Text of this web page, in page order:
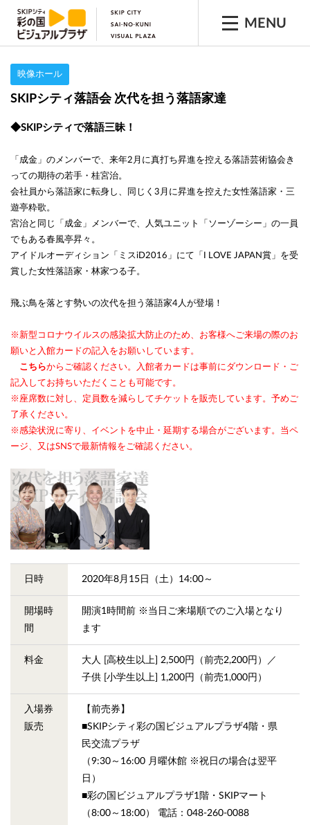
MENU
映像ホール
SKIPシティ落語会 次代を担う落語家達
◆SKIPシティで落語三昧！
「成金」のメンバーで、来年2月に真打ち昇進を控える落語芸術協会き
っての期待の若手・桂宮治。
会社員から落語家に転身し、同じく3月に昇進を控えた女性落語家・三
遊亭粋歌。
宮治と同じ「成金」メンバーで、人気ユニット「ソーゾーシー」の一員
でもある春風亭昇々。
アイドルオーディション「ミスiD2016」にて「I LOVE JAPAN賞」を受
賞した女性落語家・林家つる子。
飛ぶ鳥を落とす勢いの次代を担う落語家4人が登場！
※新型コロナウイルスの感染拡大防止のため、お客様へご来場の際のお
願いと入館カードの記入をお願いしています。
こちらからご確認ください。入館者カードは事前にダウンロード・ご
記入してお持ちいただくことも可能です。
※座席数に対し、定員数を減らしてチケットを販売しています。予めご
了承ください。
※感染状況に寄り、イベントを中止・延期する場合がございます。当ペ
ージ、又はSNSで最新情報をご確認ください。
日時 2020年8月15日（土）14:00～
開場時
間
開演1時間前 ※当日ご来場順でのご入場となり
ます
料金
大人 [高校生以上] 2,500円（前売2,200円）／
子供 [小学生以上] 1,200円（前売1,000円）
入場券
販売
【前売券】
■SKIPシティ彩の国ビジュアルプラザ4階・県
民交流プラザ
（9:30～16:00 月曜休館 ※祝日の場合は翌平
日）
■彩の国ビジュアルプラザ1階・SKIPマート
（8:00～18:00） 電話：048-260-0088